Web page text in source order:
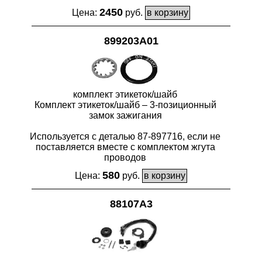
Цена: 2450 руб.
899203A01
комплект этикеток/шайб
Комплект этикеток/шайб – 3-позиционный
замок зажигания
Используется с деталью 87-897716, если не
поставляется вместе с комплектом жгута
проводов
Цена: 580 руб.
88107A3